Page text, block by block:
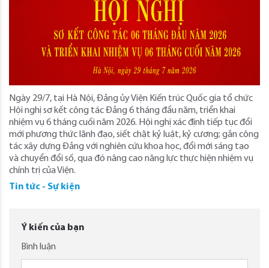
Ngày 29/7, tại Hà Nội, Đảng ủy Viện Kiến trúc Quốc gia tổ chức
Hội nghị sơ kết công tác Đảng 6 tháng đầu năm, triển khai
nhiệm vụ 6 tháng cuối năm 2026. Hội nghị xác định tiếp tục đổi
mới phương thức lãnh đạo, siết chặt kỷ luật, kỷ cương; gắn công
tác xây dựng Đảng với nghiên cứu khoa học, đổi mới sáng tạo
và chuyển đổi số, qua đó nâng cao năng lực thực hiện nhiệm vụ
chính trị của Viện.
Tin tức - Sự kiện
Ý kiến của bạn
Bình luận